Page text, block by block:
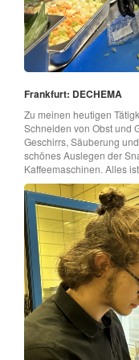
Frankfurt: DECHEMA
Zu meinen heutigen
Schneiden von Obst und
Geschirrs, Säuberung
schönes Auslegen der
Kaffeemaschinen. Alles